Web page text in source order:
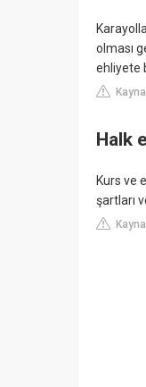
olması
ehliyete
Halk
Kurs ve
şartları